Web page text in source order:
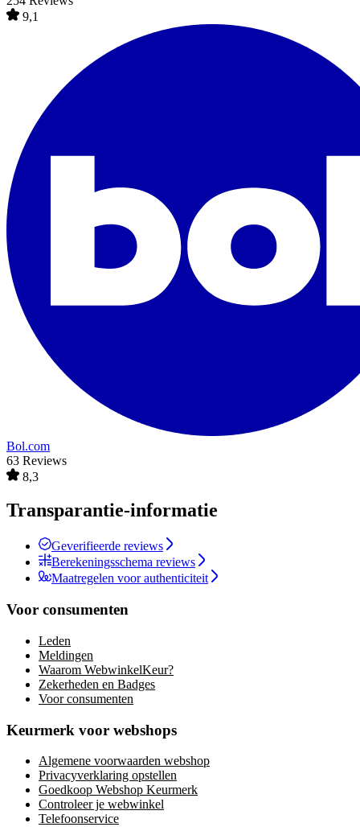
9,1
Bol.com
63 Reviews
8,3
Transparantie-informatie
Geverifieerde reviews
Berekeningsschema reviews
Maatregelen voor authenticiteit
Voor consumenten
Leden
Meldingen
Waarom WebwinkelKeur?
Zekerheden en Badges
Voor consumenten
Keurmerk voor webshops
Algemene voorwaarden webshop
Privacyverklaring opstellen
Goedkoop Webshop Keurmerk
Controleer je webwinkel
Telefoonservice